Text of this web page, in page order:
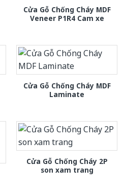
Cửa Gỗ Chống Cháy MDF
Veneer P1R4 Cam xe
Cửa Gỗ Chống Cháy MDF
Laminate
Cửa Gỗ Chống Cháy 2P
son xam trang